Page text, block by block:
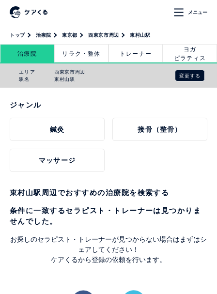
メニュー
トップ 治療院 東京都 西東京市周辺 東村山駅
治療院 リラク・整体 トレーナー
ヨガ
ピラティス
エリア
駅名
西東京市周辺
東村山駅
変更する
ジャンル
鍼灸 接骨（整骨）
マッサージ
東村山駅周辺でおすすめの治療院を検索する
条件に一致するセラピスト・トレーナーは見つかりま
せんでした。
お探しのセラピスト・トレーナーが見つからない場合はまずはシ
ェアしてください！
ケアくるから登録の依頼を行います。